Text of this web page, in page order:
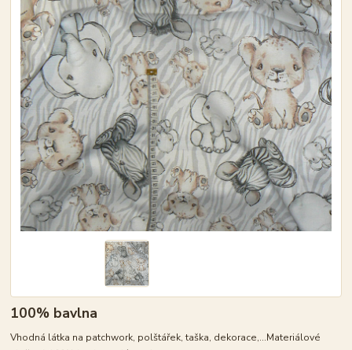
100% bavlna
Vhodná látka na patchwork, polštářek, taška, dekorace,...Materiálové